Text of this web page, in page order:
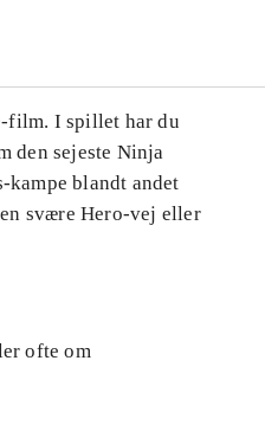
film. I spillet har du
den sejeste Ninja
blandt andet
svære Hero-vej eller
ofte om